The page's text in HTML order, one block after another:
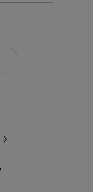
180x80x30 5P 500 kg